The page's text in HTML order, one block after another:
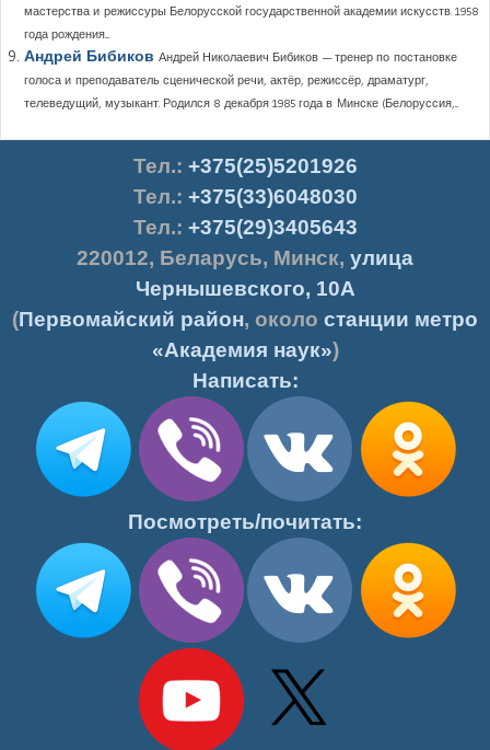
мастерства и режиссуры Белорусской государственной академии искусств. 1958
года рождения....
Андрей Бибиков Андрей Николаевич Бибиков — тренер по постановке
голоса и преподаватель сценической речи, актёр, режиссёр, драматург,
телеведущий, музыкант. Родился 8 декабря 1985 года в Минске (Белоруссия,...
Тел.: +375(25)5201926
Тел.: +375(33)6048030
Тел.: +375(29)3405643
220012, Беларусь, Минск, улица
Чернышевского, 10А
(Первомайский район, около станции метро
«Академия наук»)
Написать:
Посмотреть/почитать: